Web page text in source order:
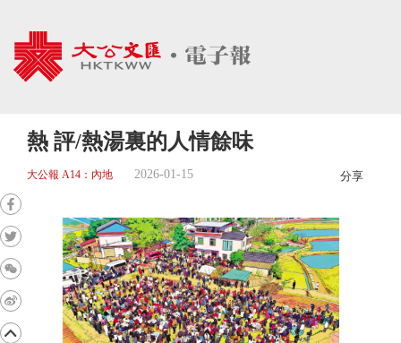
熱 評/熱湯裏的人情餘味
大公報 A14：內地 2026-01-15 分享